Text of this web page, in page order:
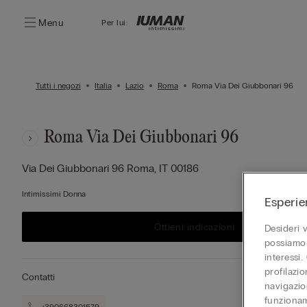
Menu Per lui:
Tutti i negozi Italia Lazio Roma Roma Via Dei Giubbonari 96
Roma Via Dei Giubbonari 96
Via Dei Giubbonari 96 Roma, IT 00186
Intimissimi Donna
Ottieni indicazioni
Contatti
Desideri
interessi.